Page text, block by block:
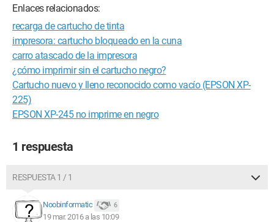
Enlaces relacionados:
recarga de cartucho de tinta
impresora: cartucho bloqueado en la cuna
carro atascado de la impresora
¿cómo imprimir sin el cartucho negro?
Cartucho nuevo y lleno reconocido como vacío (EPSON XP-
225)
EPSON XP-245 no imprime en negro
1 respuesta
RESPUESTA 1 / 1
Noobinformatic 6
19 mar. 2016 a las 10:09